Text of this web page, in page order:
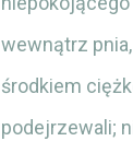
wewnątrz
środkiem
podejrzewali;